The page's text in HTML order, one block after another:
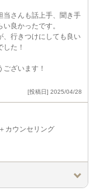
当さんも話上手、聞き手
良かったです。
、行きつけにしても良い
た！
ざいます！
[投稿日] 2025/04/28
カウンセリング